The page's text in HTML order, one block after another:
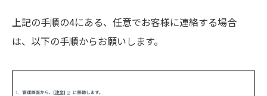
上記の手順の4にある、任意でお客様に連絡する場合
は、以下の手順からお願いします。